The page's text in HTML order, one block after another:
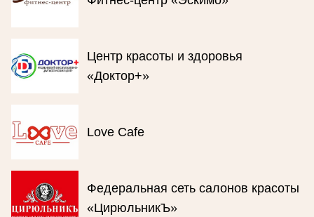
Центр красоты и здоровья
«Доктор+»
Love Cafe
Федеральная сеть салонов красоты
«ЦирюльникЪ»